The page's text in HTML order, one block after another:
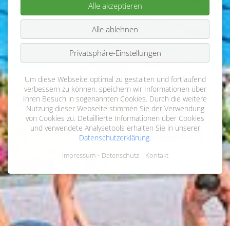
Alle akzeptieren
Alle ablehnen
Privatsphäre-Einstellungen
Um diese Webseite optimal zu gestalten und fortlaufend
verbessern zu können, speichern wir Informationen über
Ihren Besuch in sogenannten Cookies. Durch die weitere
Nutzung dieser Webseite stimmen Sie der Verwendung
von Cookies zu. Detaillierte Informationen über Cookies
und verwendete Analysetools erhalten Sie in unserer
Datenschutzerklärung.
Impressum Datenschutz Kontakt